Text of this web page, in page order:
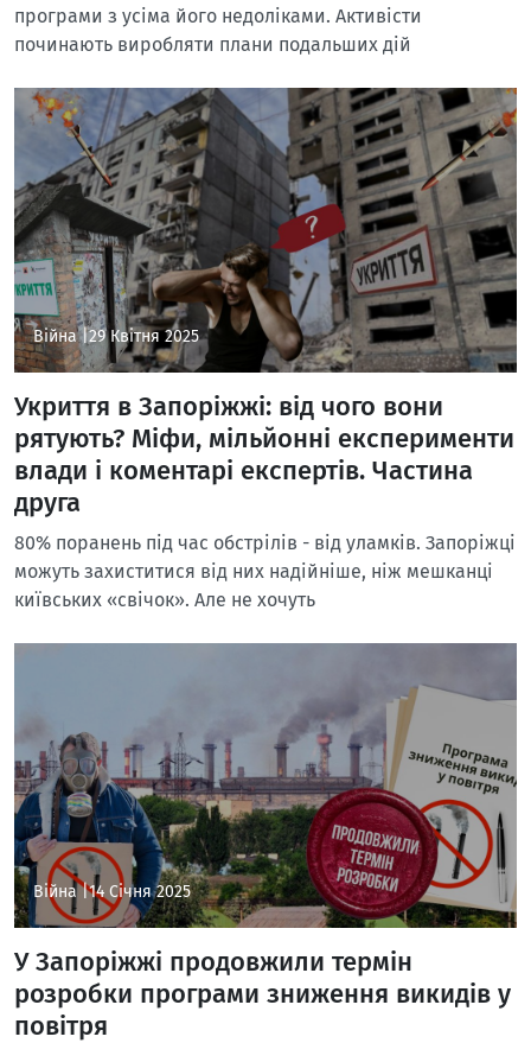
програми з усіма його недоліками. Активісти
починають виробляти плани подальших дій
Війна |29 Квітня 2025
Укриття в Запоріжжі: від чого вони
рятують? Міфи, мільйонні експерименти
влади і коментарі експертів. Частина
друга
80% поранень під час обстрілів - від уламків. Запоріжці
можуть захиститися від них надійніше, ніж мешканці
київських «свічок». Але не хочуть
Війна |14 Січня 2025
У Запоріжжі продовжили термін
розробки програми зниження викидів у
повітря